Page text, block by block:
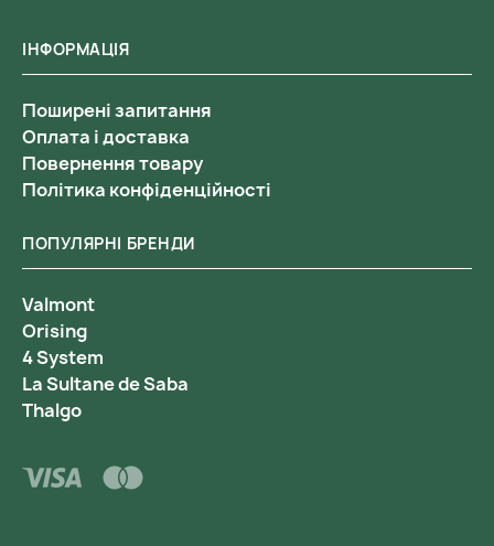
ІНФОРМАЦІЯ
Поширені запитання
Оплата і доставка
Повернення товару
Політика конфіденційності
ПОПУЛЯРНІ БРЕНДИ
Valmont
Orising
4 System
La Sultane de Saba
Thalgo